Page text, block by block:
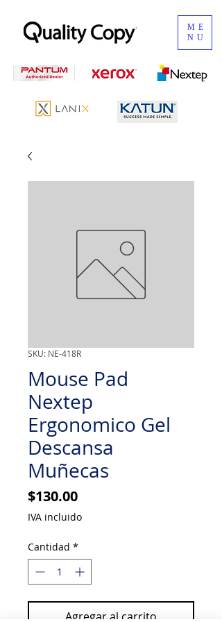
ME
NU
SKU: NE-418R
Mouse Pad
Nextep
Ergonomico Gel
Descansa
Muñecas
$130.00Precio
IVA incluido
Cantidad *
Agregar al carrito